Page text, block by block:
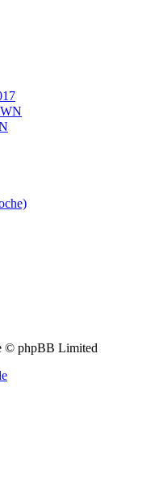
© phpBB Limited